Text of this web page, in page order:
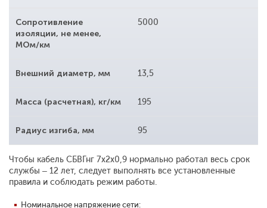
Сопротивление
изоляции, не менее,
МОм/км
5000
Внешний диаметр, мм 13,5
Масса (расчетная), кг/км 195
Радиус изгиба, мм 95
Чтобы кабель СБВГнг 7x2x0,9 нормально работал весь срок
службы – 12 лет, следует выполнять все установленные
правила и соблюдать режим работы.
Номинальное напряжение сети: